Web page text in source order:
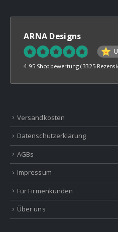
ARNA Designs
4.95 Shopbewertung (3325
Versandkosten
Datenschutzerklärung
AGBs
Impressum
Für Firmenkunden
Über uns